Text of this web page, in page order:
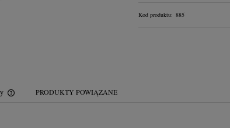
Kod produktu: 885
PRODUKTY POWIĄZANE